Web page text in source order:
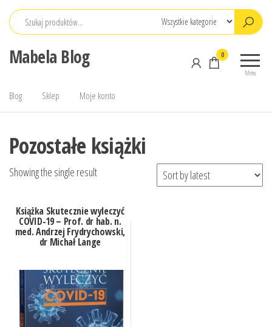
Przejdź
Mabela Blog
Menu
0
Blog Sklep Moje konto
Pozostałe książki
Showing the single result
Książka Skutecznie wyleczyć
COVID-19 – Prof. dr hab. n.
med. Andrzej Frydrychowski,
dr Michał Lange